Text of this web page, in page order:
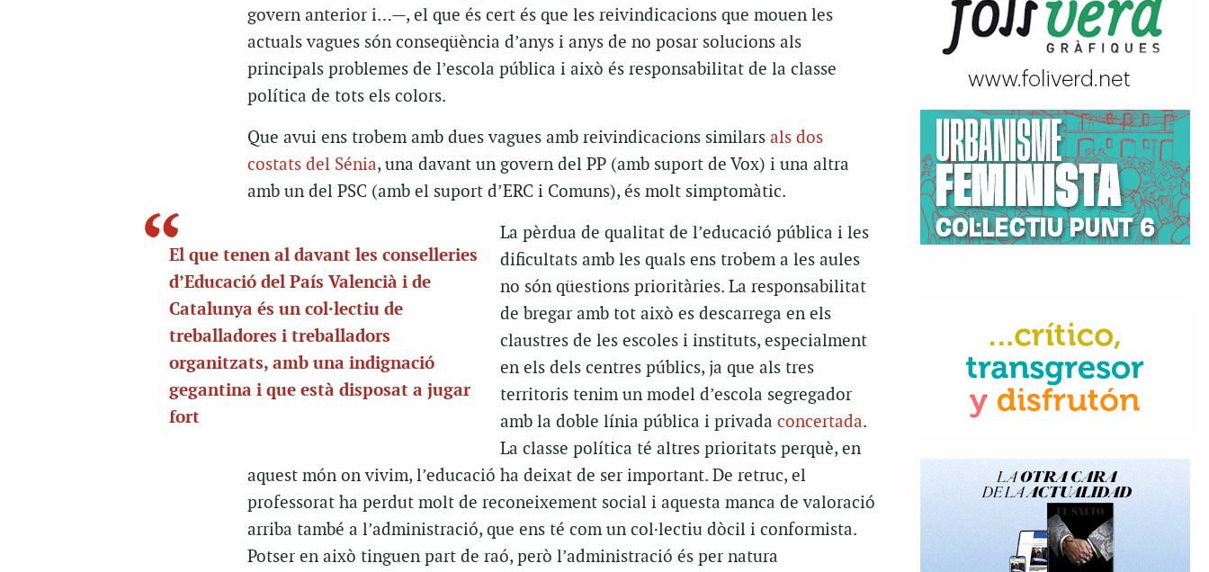
govern anterior i…—, el que és cert és que les reivindicacions que mouen les
actuals vagues són conseqüència d’anys i anys de no posar solucions als
principals problemes de l’escola pública i això és responsabilitat de la classe
política de tots els colors.
Que avui ens trobem amb dues vagues amb reivindicacions similars als dos
costats del Sénia, una davant un govern del PP (amb suport de Vox) i una altra
amb un del PSC (amb el suport d’ERC i Comuns), és molt simptomàtic.
El que tenen al davant les conselleries
d’Educació del País Valencià i de
Catalunya és un col·lectiu de
treballadores i treballadors
organitzats, amb una indignació
gegantina i que està disposat a jugar
fort
La pèrdua de qualitat de l’educació pública i les
dificultats amb les quals ens trobem a les aules
no són qüestions prioritàries. La responsabilitat
de bregar amb tot això es descarrega en els
claustres de les escoles i instituts, especialment
en els dels centres públics, ja que als tres
territoris tenim un model d’escola segregador
amb la doble línia pública i privada concertada.
La classe política té altres prioritats perquè, en
aquest món on vivim, l’educació ha deixat de ser important. De retruc, el
professorat ha perdut molt de reconeixement social i aquesta manca de valoració
arriba també a l’administració, que ens té com un col·lectiu dòcil i conformista.
Potser en això tinguen part de raó, però l’administració és per natura